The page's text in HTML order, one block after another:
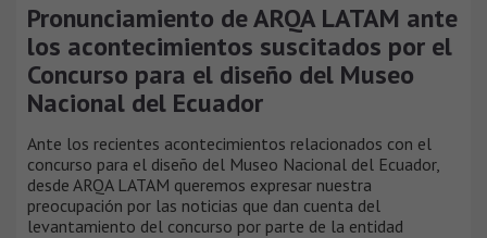
Pronunciamiento de ARQA LATAM ante
los acontecimientos suscitados por el
Concurso para el diseño del Museo
Nacional del Ecuador
Ante los recientes acontecimientos relacionados con el
concurso para el diseño del Museo Nacional del Ecuador,
desde ARQA LATAM queremos expresar nuestra
preocupación por las noticias que dan cuenta del
levantamiento del concurso por parte de la entidad